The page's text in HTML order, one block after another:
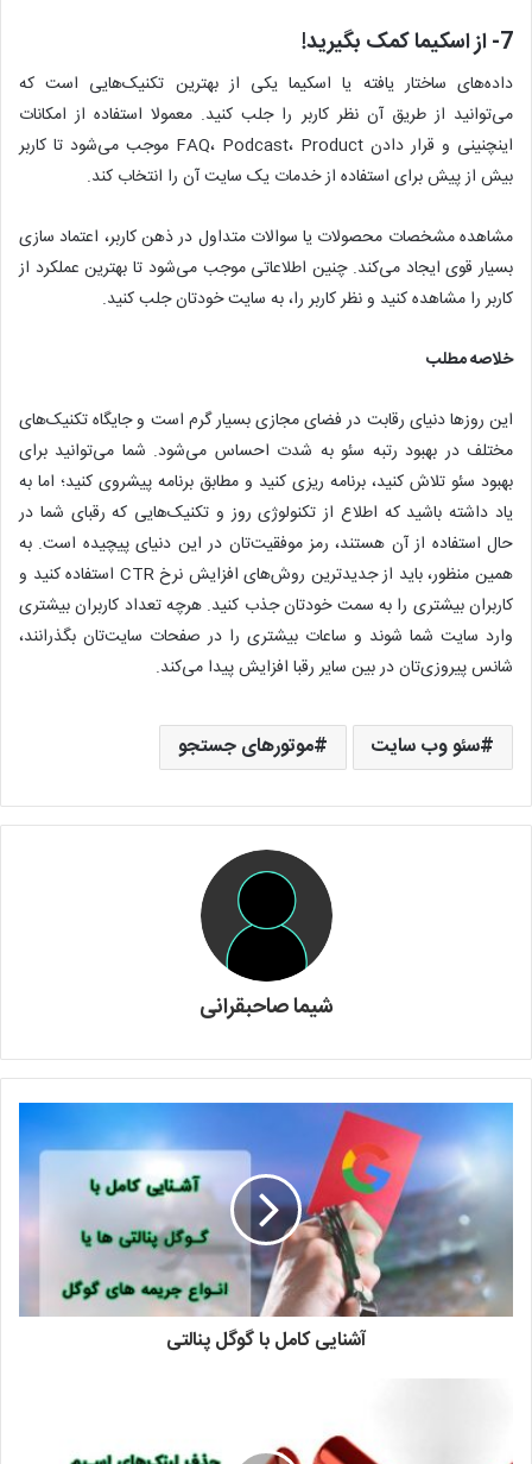
7- از اسکیما کمک بگیرید!
داده‌های ساختار یافته یا اسکیما یکی از بهترین تکنیک‌هایی است که
می‌توانید از طریق آن نظر کاربر را جلب کنید. معمولا استفاده از امکانات
اینچنینی و قرار دادن FAQ، Podcast، Product موجب می‌شود تا کاربر
بیش از پیش برای استفاده از خدمات یک سایت آن را انتخاب کند.
مشاهده مشخصات محصولات یا سوالات متداول در ذهن کاربر، اعتماد سازی
بسیار قوی ایجاد می‌کند. چنین اطلاعاتی موجب می‌شود تا بهترین عملکرد از
کاربر را مشاهده کنید و نظر کاربر را، به سایت خودتان جلب کنید.
خلاصه مطلب
این روزها دنیای رقابت در فضای مجازی بسیار گرم است و جایگاه تکنیک‌های
مختلف در بهبود رتبه سئو به شدت احساس می‌شود. شما می‌توانید برای
بهبود سئو تلاش کنید، برنامه ریزی کنید و مطابق برنامه پیشروی کنید؛ اما به
یاد داشته باشید که اطلاع از تکنولوژی روز و تکنیک‌هایی که رقبای شما در
حال استفاده از آن هستند، رمز موفقیت‌تان در این دنیای پیچیده است. به
همین منظور، باید از جدیدترین روش‌های افزایش نرخ CTR استفاده کنید و
کاربران بیشتری را به سمت خودتان جذب کنید. هرچه تعداد کاربران بیشتری
وارد سایت شما شوند و ساعات بیشتری را در صفحات سایت‌تان بگذرانند،
شانس پیروزی‌تان در بین سایر رقبا افزایش پیدا می‌کند.
سئو وب‌ سایت موتورهای جستجو
شیما صاحبقرانی
آشنایی کامل با گوگل پنالتی